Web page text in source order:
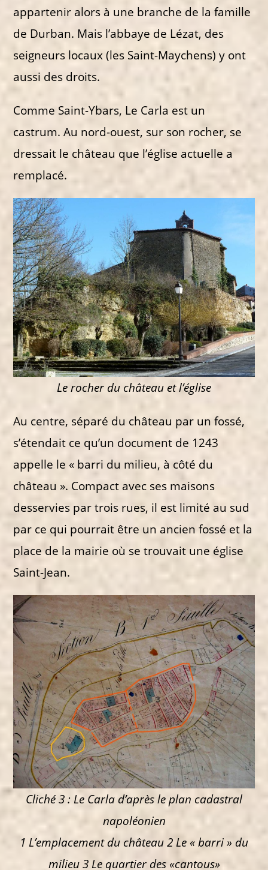
appartenir alors à une branche de la famille
de Durban. Mais l’abbaye de Lézat, des
seigneurs locaux (les Saint-Maychens) y ont
aussi des droits.
Comme Saint-Ybars, Le Carla est un
castrum. Au nord-ouest, sur son rocher, se
dressait le château que l’église actuelle a
remplacé.
Le rocher du château et l’église
Au centre, séparé du château par un fossé,
s’étendait ce qu’un document de 1243
appelle le « barri du milieu, à côté du
château ». Compact avec ses maisons
desservies par trois rues, il est limité au sud
par ce qui pourrait être un ancien fossé et la
place de la mairie où se trouvait une église
Saint-Jean.
Cliché 3 : Le Carla d’après le plan cadastral
napoléonien
1 L’emplacement du château 2 Le « barri » du
milieu 3 Le quartier des «cantous»